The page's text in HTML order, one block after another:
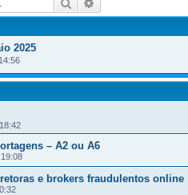
2025
– A2 ou A6
e brokers fraudulentos online